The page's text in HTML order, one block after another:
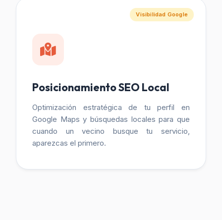
Visibilidad Google
Posicionamiento SEO Local
Optimización estratégica de tu perfil en
Google Maps y búsquedas locales para que
cuando un vecino busque tu servicio,
aparezcas el primero.